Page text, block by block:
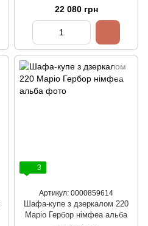
22 080 грн
3
Артикул: 0000859614
Шафа-купе з дзеркалом 220
Маріо Гербор німфеа альба